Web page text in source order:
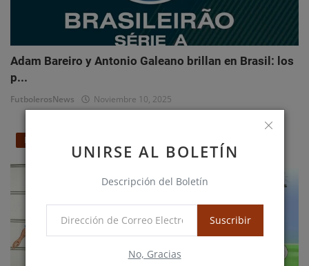
UNIRSE AL BOLETÍN
Descripción del Boletín
Suscribir
No, Gracias
Adam Bareiro y Antonio Galeano brillan en Brasil: los
p...
FutbolerosNews Noviembre 10, 2025
Nacionales